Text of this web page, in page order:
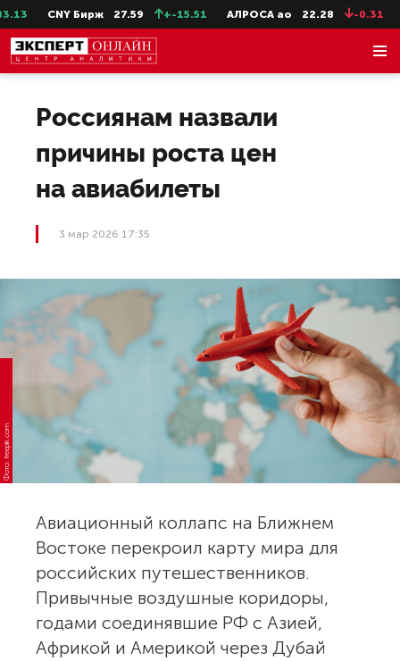
CNY Бирж 27.59 +-15.51 АЛРОСА ао 22.28 -0.31
Россиянам назвали
причины роста цен
на авиабилеты
3 мар 2026 17:35
Фото: freepik.com
Авиационный коллапс на Ближнем
Востоке перекроил карту мира для
российских путешественников.
Привычные воздушные коридоры,
годами соединявшие РФ с Азией,
Африкой и Америкой через Дубай